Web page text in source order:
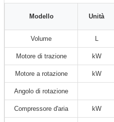
Modello Unità
Volume L
Motore di trazione kW
Motore a rotazione kW
Angolo di rotazione
Compressore d'aria kW